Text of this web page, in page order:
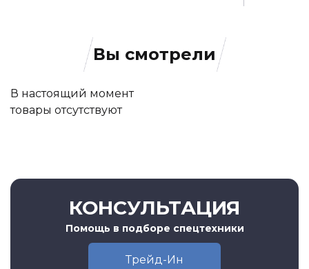
Вы смотрели
В настоящий момент
товары отсутствуют
КОНСУЛЬТАЦИЯ
Помощь в подборе спецтехники
Трейд-Ин